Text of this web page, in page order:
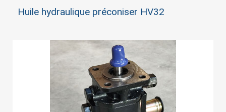
Huile hydraulique préconiser HV32